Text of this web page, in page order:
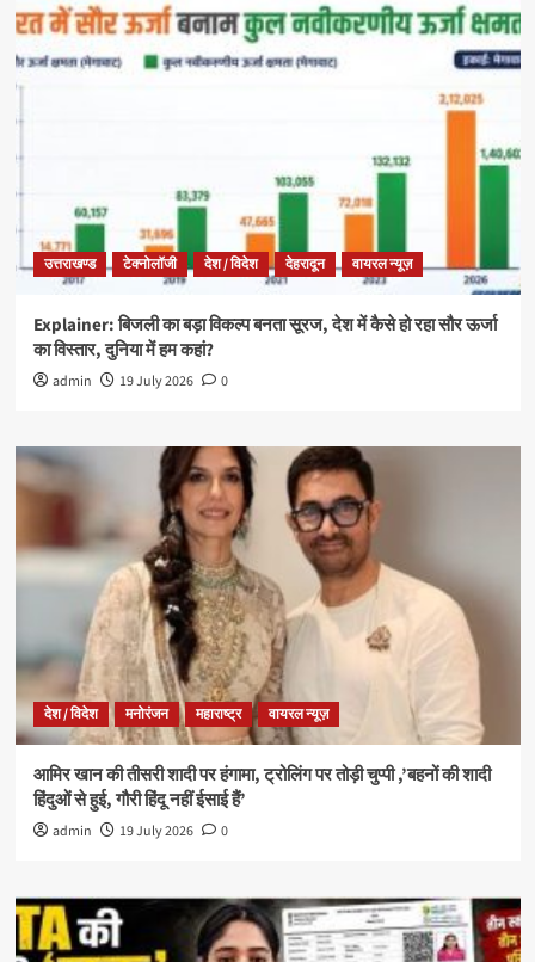
उत्तराखण्ड टेक्नोलॉजी देश / विदेश देहरादून वायरल न्यूज़
Explainer: बिजली का बड़ा विकल्प बनता सूरज, देश में कैसे हो रहा सौर ऊर्जा
का विस्तार, दुनिया में हम कहां?
admin 19 July 2026 0
देश / विदेश मनोरंजन महाराष्ट्र वायरल न्यूज़
आमिर खान की तीसरी शादी पर हंगामा, ट्रोलिंग पर तोड़ी चुप्पी ,’बहनों की शादी
हिंदुओं से हुई, गौरी हिंदू नहीं ईसाई हैं’
admin 19 July 2026 0